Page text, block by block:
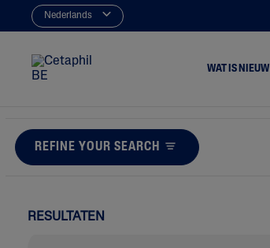
Nederlands
WAT IS NIEUW
Reinigers
REFINE YOUR SEARCH
RESULTATEN